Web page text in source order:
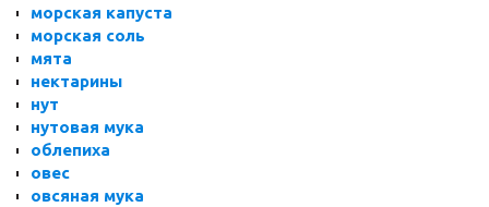
морская капуста
морская соль
мята
нектарины
нут
нутовая мука
облепиха
овес
овсяная мука